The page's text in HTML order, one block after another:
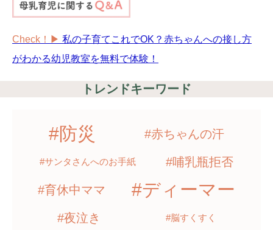
Check！▶︎ 私の子育てこれでOK？赤ちゃんへの接し方
がわかる幼児教室を無料で体験！
トレンドキーワード
#防災 #赤ちゃんの汗
#サンタさんへのお手紙 #哺乳瓶拒否
#育休中ママ #ディーマー
#夜泣き #脳すくすく